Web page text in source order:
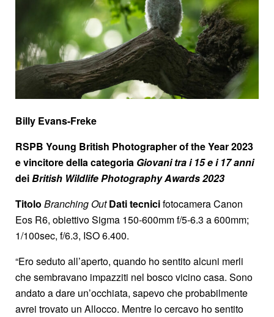
Billy Evans-Freke
RSPB Young British Photographer of the Year 2023
e vincitore della categoria Giovani tra i 15 e i 17 anni
deiBritish Wildlife Photography Awards 2023
Titolo Branching OutDati tecnicifotocamera Canon
Eos R6, obiettivo Sigma 150-600mm f/5-6.3 a 600mm;
1/100sec, f/6.3, ISO 6.400.
“Ero seduto all’aperto, quando ho sentito alcuni merli
che sembravano impazziti nel bosco vicino casa. Sono
andato a dare un’occhiata, sapevo che probabilmente
avrei trovato un Allocco. Mentre lo cercavo ho sentito